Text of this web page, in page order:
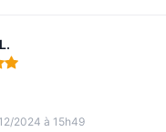
5
2024 à 15h49